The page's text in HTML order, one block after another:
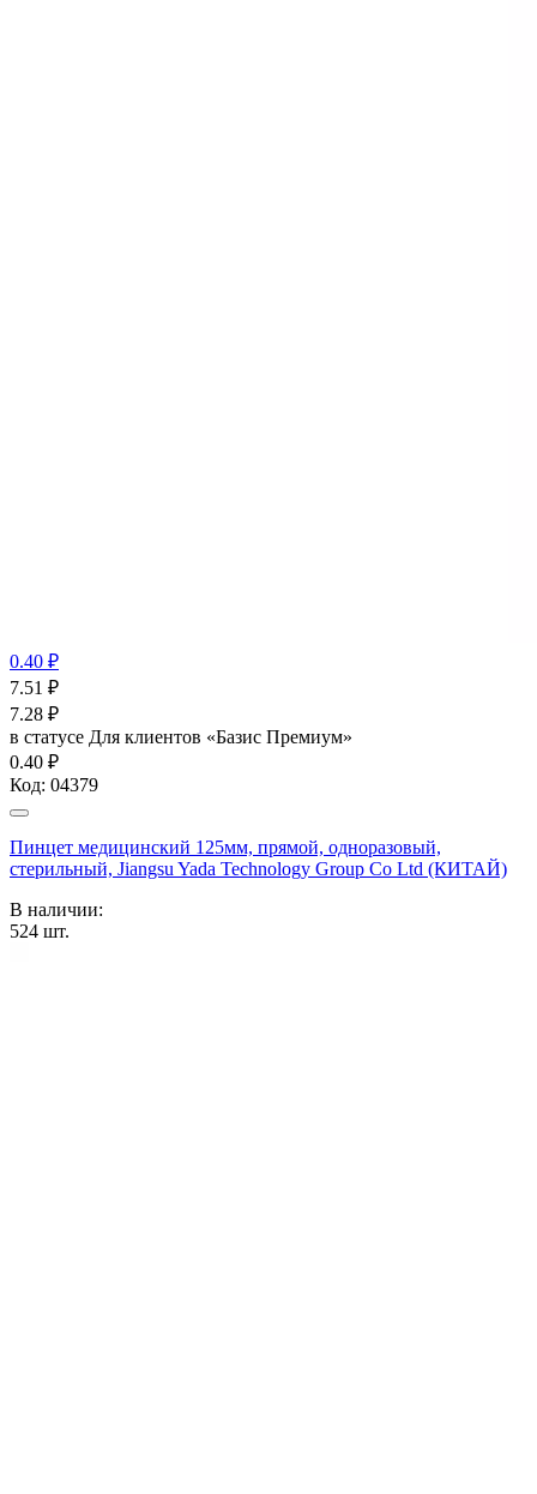
0.40 ₽
7.51 ₽
7.28 ₽
в статусе Для клиентов «Базис Премиум»
0.40 ₽
Код: 04379
Пинцет медицинский 125мм, прямой, одноразовый,
стерильный, Jiangsu Yada Technology Group Co Ltd (КИТАЙ)
В наличии:
524 шт.